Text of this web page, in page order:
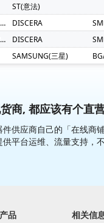
ST(意法)
SIT9001AI-23-33E1-24.00000T DISCERA
SIT9001AI-23-33E1-10.00000T DISCERA
SAMSUNG(三星)
商, 都应该有个直
供应商自己的「在线商
平台运维、流量支持，不
品 相关信